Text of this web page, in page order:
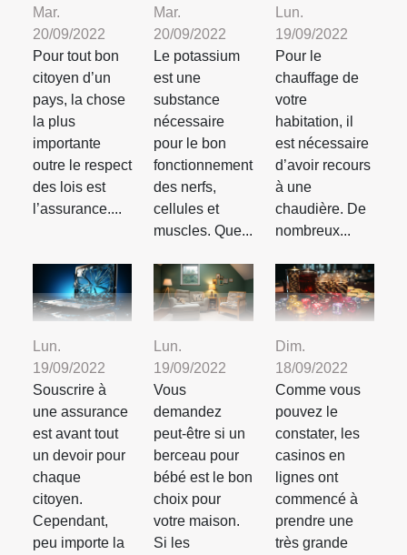
Mar.
20/09/2022
Pour tout bon
citoyen d’un
pays, la chose
la plus
importante
outre le respect
des lois est
l’assurance....
Mar.
20/09/2022
Le potassium
est une
substance
nécessaire
pour le bon
fonctionnement
des nerfs,
cellules et
muscles. Que...
Lun.
19/09/2022
Pour le
chauffage de
votre
habitation, il
est nécessaire
d’avoir recours
à une
chaudière. De
nombreux...
Lun.
19/09/2022
Souscrire à
une assurance
est avant tout
un devoir pour
chaque
citoyen.
Cependant,
peu importe la
Lun.
19/09/2022
Vous
demandez
peut-être si un
berceau pour
bébé est le bon
choix pour
votre maison.
Si les
Dim.
18/09/2022
Comme vous
pouvez le
constater, les
casinos en
lignes ont
commencé à
prendre une
très grande